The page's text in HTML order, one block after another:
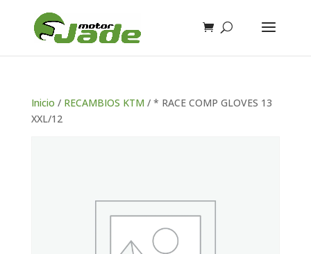
Inicio / RECAMBIOS KTM / * RACE COMP GLOVES 13
XXL/12